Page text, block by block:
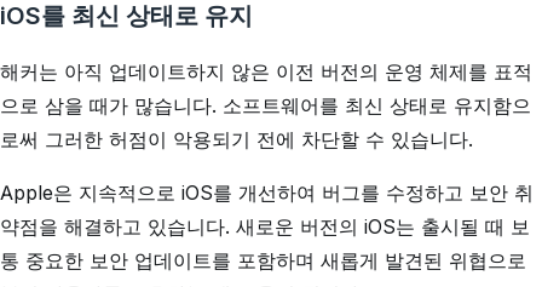
iOS를 최신 상태로 유지
해커는 아직 업데이트하지 않은 이전 버전의 운영 체제를 표적
으로 삼을 때가 많습니다. 소프트웨어를 최신 상태로 유지함으
로써 그러한 허점이 악용되기 전에 차단할 수 있습니다.
Apple은 지속적으로 iOS를 개선하여 버그를 수정하고 보안 취
약점을 해결하고 있습니다. 새로운 버전의 iOS는 출시될 때 보
통 중요한 보안 업데이트를 포함하며 새롭게 발견된 위협으로